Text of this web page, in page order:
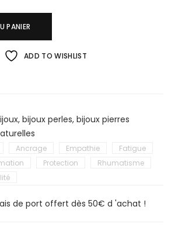
PANIER
ADD TO WISHLIST
, bijoux perles, bijoux pierres
Ancrage Empathie
Fatigue
Protection
Rhumatisme
de port offert dès 50€ d 'achat !